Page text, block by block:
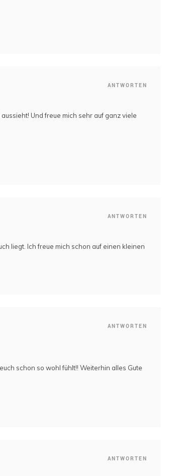
ANTWORTEN
Und freue mich sehr auf ganz viele
ANTWORTEN
liegt. Ich freue mich schon auf einen kleinen
ANTWORTEN
schon so wohl fühlt!! Weiterhin alles Gute
ANTWORTEN